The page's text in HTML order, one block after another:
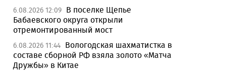
6.08.2026 12:09 В поселке Щепье
Бабаевского округа открыли
отремонтированный мост
6.08.2026 11:44 Вологодская шахматистка в
составе сборной РФ взяла золото «Матча
Дружбы» в Китае